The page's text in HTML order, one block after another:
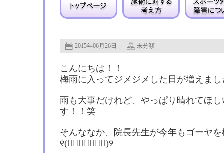
2015年06月26日 未分類
こんにちは！！
梅雨に入ってジメジメした日が増えまし
雨も大事だけれど、やっぱり晴れてほ
す！！笑
そんななか、院長先生が今年もゴーヤ
୧⃛(๑⃙⃘◡̈๑⃙⃘)୨⃛